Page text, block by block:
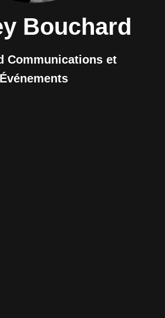
Bouchard
Communications et
Événements